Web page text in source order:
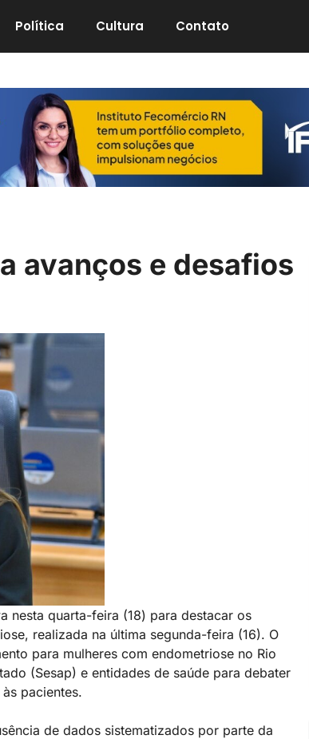
Política Cultura Contato
avanços e desafios
nesta quarta-feira (18) para destacar os
realizada na última segunda-feira (16). O
para mulheres com endometriose no Rio
(Sesap) e entidades de saúde para debater
pacientes.
de dados sistematizados por parte da